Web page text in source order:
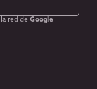
red de Google